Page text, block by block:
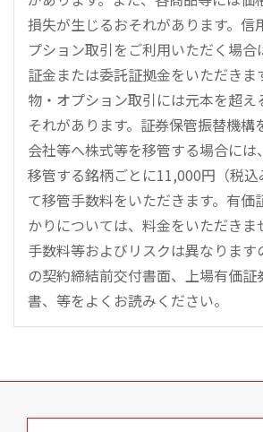
損失が生じるおそれがあります。信
プション取引をご利用いただく場
証金または委託証拠金をいただきま
物・オプション取引には元本を超え
それがあります。証券保管振替機構
会社等へ株式等を移管する場合には
移管する銘柄ごとに11,000円（税
て移管手数料をいただきます。有価
かりについては、料金をいただきま
手数料等およびリスクは異なります
の契約締結前交付書面、上場有価証
書、等をよくお読みください。
こ